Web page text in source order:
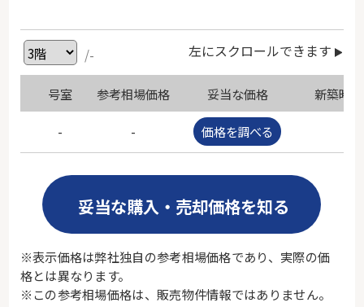
/- 左にスクロールできます
号室 参考相場価格 妥当な価格 新築時
- - 価格を調べる
妥当な購入・売却価格を知る
※表示価格は弊社独自の参考相場価格であり、実際の価
格とは異なります。
※この参考相場価格は、販売物件情報ではありません。